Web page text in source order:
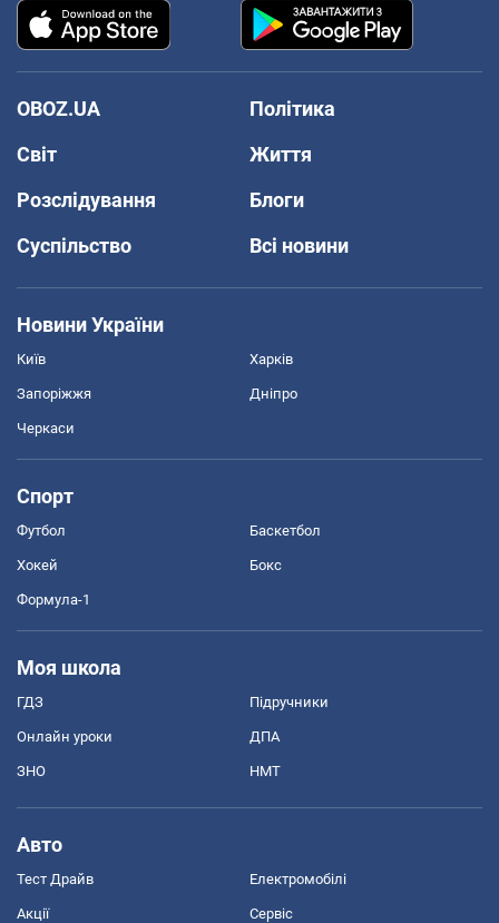
OBOZ.UA
Політика
Світ
Життя
Розслідування
Блоги
Суспільство
Всі новини
Новини України
Київ Харків
Запоріжжя Дніпро
Черкаси
Спорт
Футбол Баскетбол
Хокей Бокс
Формула-1
Моя школа
ГДЗ Підручники
Онлайн уроки ДПА
ЗНО НМТ
Авто
Тест Драйв Електромобілі
Акції Сервіс